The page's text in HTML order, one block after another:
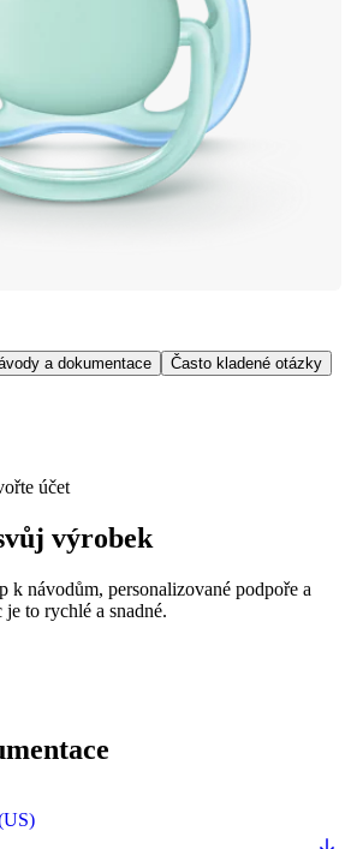
a dokumentace Často kladené otázky
účet
výrobek
k návodům, personalizované podpoře a
to rychlé a snadné.